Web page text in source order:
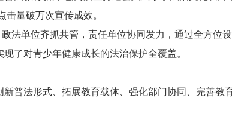
量破万次宣传成效。
单位齐抓共管，责任单位协同发力，通过全方位设
了对青少年健康成长的法治保护全覆盖。
法形式、拓展教育载体、强化部门协同、完善教